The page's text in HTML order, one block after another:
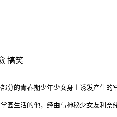
搞笑
分的青春期少年少女身上诱发产生的
园生活的他，经由与神秘少女友利